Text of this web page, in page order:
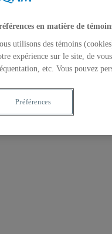
en matière de
utilisons des témoins
expérience sur le site, de
etc. Vous pouvez
Préférences